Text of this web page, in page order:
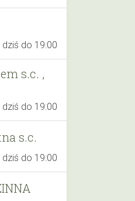
dziś do 19:00
s.c. ,
dziś do 19:00
s.c.
dziś do 19:00